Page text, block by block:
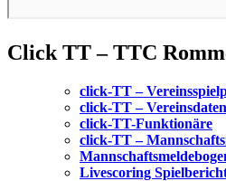
Click TT – TTC
click-TT –
click-TT – Vereinsdaten
click-TT-Funktionäre
click-TT –
Livescoring